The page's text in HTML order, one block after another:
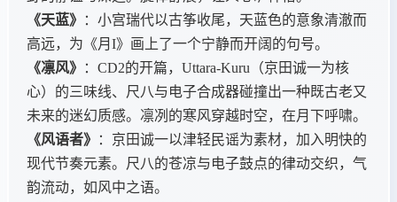
《天蓝》
：小宫瑞代以古筝收尾，天蓝色的意象清澈而
高远，为《月I》画上了一个宁静而开阔的句号。
《凛风》
：CD2的开篇，Uttara-Kuru（京田诚一为核
心）的三味线、尺八与电子合成器碰撞出一种既古老又
未来的迷幻质感。凛冽的寒风穿越时空，在月下呼啸。
《风语者》
：京田诚一以津轻民谣为素材，加入明快的
现代节奏元素。尺八的苍凉与电子鼓点的律动交织，气
韵流动，如风中之语。